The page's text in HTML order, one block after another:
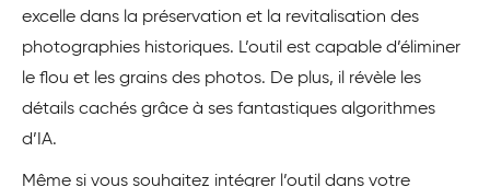
excelle dans la préservation et la revitalisation des
photographies historiques. L’outil est capable d’éliminer
le flou et les grains des photos. De plus, il révèle les
détails cachés grâce à ses fantastiques algorithmes
d’IA.
Même si vous souhaitez intégrer l’outil dans votre